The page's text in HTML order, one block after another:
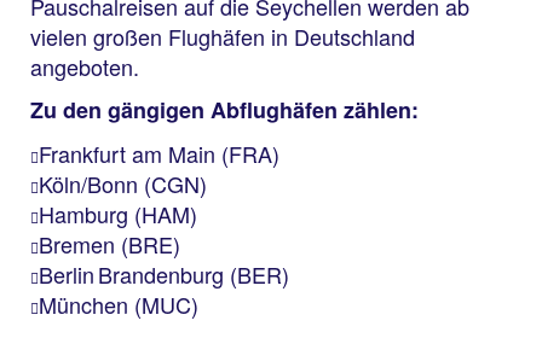
vielen großen Flughäfen in Deutschland
angeboten.
Zu den gängigen Abflughäfen zählen:
Frankfurt am Main (FRA)
Köln/Bonn (CGN)
Hamburg (HAM)
Bremen (BRE)
Berlin Brandenburg (BER)
München (MUC)